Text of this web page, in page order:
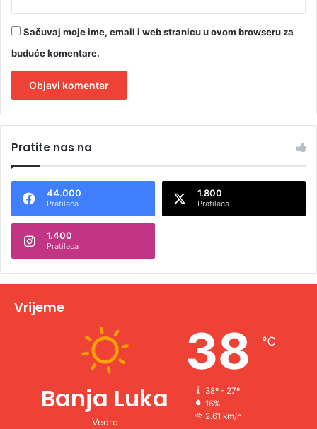
Sačuvaj moje ime, email i web stranicu u ovom browseru za
buduće komentare.
t
n
t
v
Pratite nas na
44.000
Pratilaca
1.800
Pratilaca
1.400
Pratilaca
Vrijeme
Banja Luka
Vedro
38 ℃
38º - 27º
16%
2.61 km/h